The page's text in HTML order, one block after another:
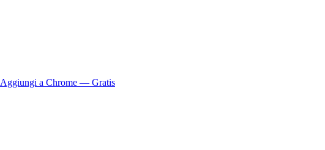
Aggiungi a Chrome — Gratis